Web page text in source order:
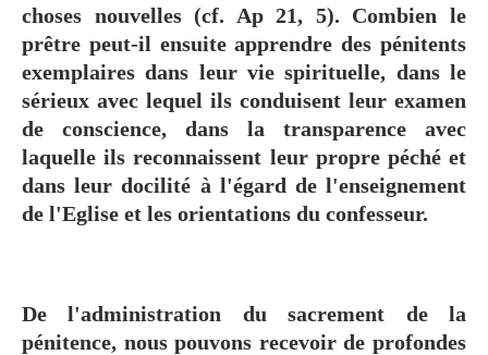
choses nouvelles (cf. Ap 21, 5). Combien le
prêtre peut-il ensuite apprendre des pénitents
exemplaires dans leur vie spirituelle, dans le
sérieux avec lequel ils conduisent leur examen
de conscience, dans la transparence avec
laquelle ils reconnaissent leur propre péché et
dans leur docilité à l'égard de l'enseignement
de l'Eglise et les orientations du confesseur.
De l'administration du sacrement de la
pénitence, nous pouvons recevoir de profondes